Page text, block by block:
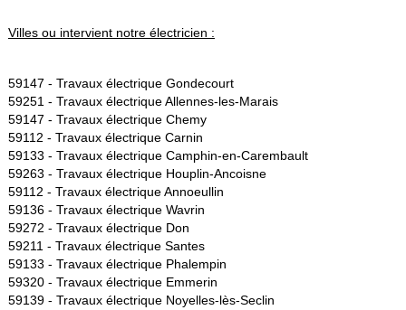
Villes ou intervient notre électricien :
59147 - Travaux électrique Gondecourt
59251 - Travaux électrique Allennes-les-Marais
59147 - Travaux électrique Chemy
59112 - Travaux électrique Carnin
59133 - Travaux électrique Camphin-en-Carembault
59263 - Travaux électrique Houplin-Ancoisne
59112 - Travaux électrique Annoeullin
59136 - Travaux électrique Wavrin
59272 - Travaux électrique Don
59211 - Travaux électrique Santes
59133 - Travaux électrique Phalempin
59320 - Travaux électrique Emmerin
59139 - Travaux électrique Noyelles-lès-Seclin